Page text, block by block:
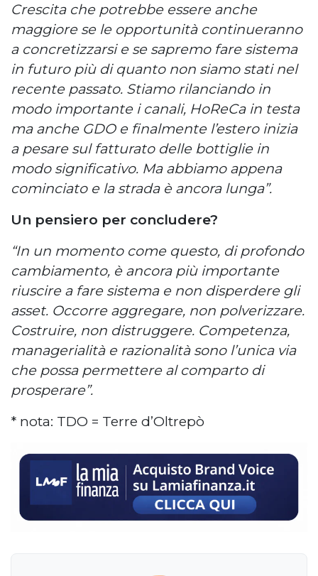
Crescita che potrebbe essere anche
maggiore se le opportunità continueranno
a concretizzarsi e se sapremo fare sistema
in futuro più di quanto non siamo stati nel
recente passato. Stiamo rilanciando in
modo importante i canali, HoReCa in testa
ma anche GDO e finalmente l’estero inizia
a pesare sul fatturato delle bottiglie in
modo significativo. Ma abbiamo appena
cominciato e la strada è ancora lunga”.
Un pensiero per concludere?
“In un momento come questo, di profondo
cambiamento, è ancora più importante
riuscire a fare sistema e non disperdere gli
asset. Occorre aggregare, non polverizzare.
Costruire, non distruggere. Competenza,
managerialità e razionalità sono l’unica via
che possa permettere al comparto di
prosperare”.
* nota: TDO = Terre d’Oltrepò